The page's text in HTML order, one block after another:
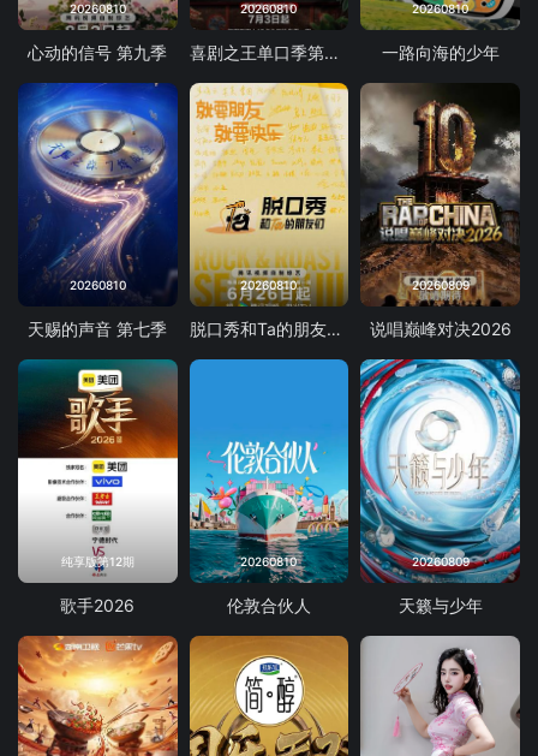
20260810
心动的信号 第九季
20260810
喜剧之王单口季第三季
20260810
一路向海的少年
20260810
天赐的声音 第七季
20260810
脱口秀和Ta的朋友们 第三季
20260809
说唱巅峰对决2026
纯享版第12期
歌手2026
20260810
伦敦合伙人
20260809
天籁与少年